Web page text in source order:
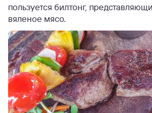
пользуется билтонг,
вяленое мясо.